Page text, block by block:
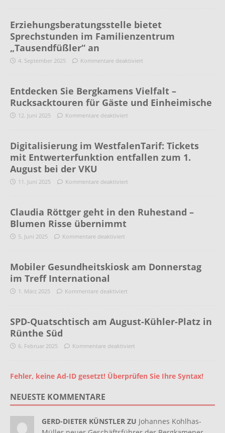
Erziehungsberatungsstelle bietet
Sprechstunden im Familienzentrum
„Tausendfüßler“ an
4. September 2025 Kommentare deaktiviert
Entdecken Sie Bergkamens Vielfalt –
Rucksacktouren für Gäste und Einheimische
12. Juni 2025 Kommentare deaktiviert
Digitalisierung im WestfalenTarif: Tickets
mit Entwerterfunktion entfallen zum 1.
August bei der VKU
11. Juni 2025 Kommentare deaktiviert
Claudia Röttger geht in den Ruhestand –
Blumen Risse übernimmt
5. Juni 2025 Kommentare deaktiviert
Mobiler Gesundheitskiosk am Donnerstag
im Treff International
1. März 2025 Kommentare deaktiviert
SPD-Quatschtisch am August-Kühler-Platz in
Rünthe Süd
6. Februar 2025 Kommentare deaktiviert
Fehler, keine Ad-ID gesetzt! Überprüfen Sie Ihre Syntax!
NEUESTE KOMMENTARE
GERD-DIETER KÜNSTLER ZU Johannes Kohlhas-